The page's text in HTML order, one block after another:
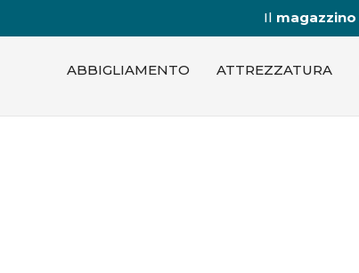
Il magazzino
ABBIGLIAMENTO ATTREZZATURA